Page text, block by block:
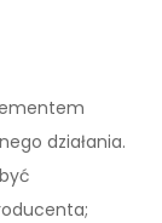
działania.